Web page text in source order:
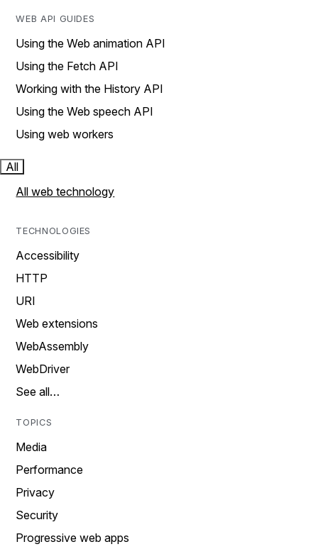
WEB API GUIDES
Using the Web animation API
Using the Fetch API
Working with the History API
Using the Web speech API
Using web workers
All
All web technology
TECHNOLOGIES
Accessibility
HTTP
URI
Web extensions
WebAssembly
WebDriver
See all…
TOPICS
Media
Performance
Privacy
Security
Progressive web apps